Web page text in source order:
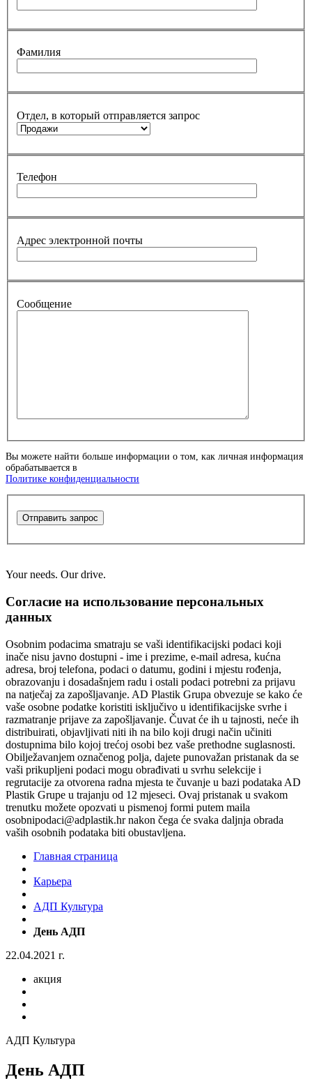
Фамилия
Отдел, в который отправляется запрос
Телефон
Адрес электронной почты
Сообщение
Вы можете найти больше информации о том, как личная информация
обрабатывается в
Политике конфиденциальности
Отправить запрос
Your needs. Our drive.
Согласие на использование персональных
данных
Osobnim podacima smatraju se vaši identifikacijski podaci koji
inače nisu javno dostupni - ime i prezime, e-mail adresa, kućna
adresa, broj telefona, podaci o datumu, godini i mjestu rođenja,
obrazovanju i dosadašnjem radu i ostali podaci potrebni za prijavu
na natječaj za zapošljavanje. AD Plastik Grupa obvezuje se kako će
vaše osobne podatke koristiti isključivo u identifikacijske svrhe i
razmatranje prijave za zapošljavanje. Čuvat će ih u tajnosti, neće ih
distribuirati, objavljivati niti ih na bilo koji drugi način učiniti
dostupnima bilo kojoj trećoj osobi bez vaše prethodne suglasnosti.
Obilježavanjem označenog polja, dajete punovažan pristanak da se
vaši prikupljeni podaci mogu obrađivati u svrhu selekcije i
regrutacije za otvorena radna mjesta te čuvanje u bazi podataka AD
Plastik Grupe u trajanju od 12 mjeseci. Ovaj pristanak u svakom
trenutku možete opozvati u pismenoj formi putem maila
osobnipodaci@adplastik.hr nakon čega će svaka daljnja obrada
vaših osobnih podataka biti obustavljena.
Главная страница
Карьера
AДП Культура
День АДП
22.04.2021 г.
акция
АДП Культура
День АДП